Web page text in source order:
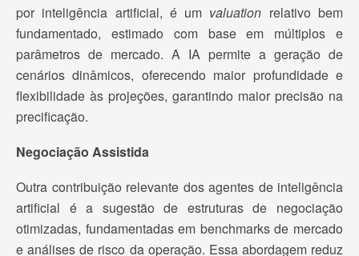
por inteligência artificial, é um valuation relativo bem
fundamentado, estimado com base em múltiplos e
parâmetros de mercado. A IA permite a geração de
cenários dinâmicos, oferecendo maior profundidade e
flexibilidade às projeções, garantindo maior precisão na
precificação.
Negociação Assistida
Outra contribuição relevante dos agentes de inteligência
artificial é a sugestão de estruturas de negociação
otimizadas, fundamentadas em benchmarks de mercado
e análises de risco da operação. Essa abordagem reduz